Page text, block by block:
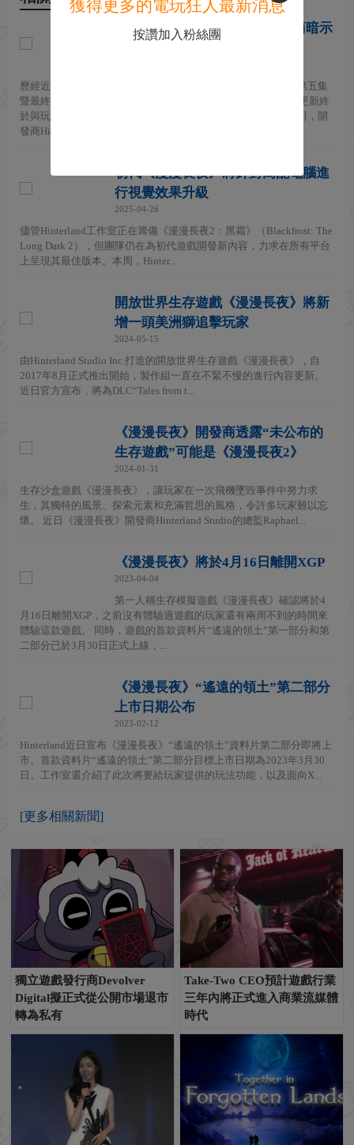
《漫漫長夜》最終章發布 開發商暗示
歷經近十年開發，生存遊戲《漫漫長夜》的劇情模式今日迎來第五集
暨最終章《萬物盡頭的光》。這一原定於2025年底上線的免費更新終
於與玩家見面，標誌著這款經典生存遊戲故事篇章的完結。然而，開
發商Hinter...
初代《漫漫長夜》將針對高配電腦進
行視覺效果升級
2025-04-26
儘管Hinterland工作室正在籌備《漫漫長夜2：黑霜》（Blackfrost: The
Long Dark 2），但團隊仍在為初代遊戲開發新內容，力求在所有平台
上呈現其最佳版本。本周，Hinter...
開放世界生存遊戲《漫漫長夜》將新
增一頭美洲獅追擊玩家
2024-05-15
由Hinterland Studio Inc.打造的開放世界生存遊戲《漫漫長夜》，自
2017年8月正式推出開始，製作組一直在不緊不慢的進行內容更新。
近日官方宣布，將為DLC“Tales from t...
《漫漫長夜》開發商透露“未公布的
生存遊戲”可能是《漫漫長夜2》
2024-01-31
生存沙盒遊戲《漫漫長夜》，讓玩家在一次飛機墜毀事件中努力求
生，其獨特的風景、探索元素和充滿哲思的風格，令許多玩家難以忘
懷。 近日《漫漫長夜》開發商Hinterland Studio的總監Raphael...
《漫漫長夜》將於4月16日離開XGP
2023-04-04
第一人稱生存模擬遊戲《漫漫長夜》確認將於4
月16日離開XGP，之前沒有體驗過遊戲的玩家還有兩周不到的時間來
體驗這款遊戲。 同時，遊戲的首款資料片“遙遠的領土”第一部分和第
二部分已於3月30日正式上線，...
《漫漫長夜》“遙遠的領土”第二部分
上市日期公布
2023-02-12
Hinterland近日宣布《漫漫長夜》“遙遠的領土”資料片第二部分即將上
市。首款資料片“遙遠的領土”第二部分目標上市日期為2023年3月30
日。工作室還介紹了此次將要給玩家提供的玩法功能，以及面向X...
[更多相關新聞]
獨立遊戲發行商Devolver
Digital擬正式從公開市場退市
轉為私有
Take-Two CEO預計遊戲行業
三年內將正式進入商業流媒體
時代
獲得更多的電玩狂人最新消息
按讚加入粉絲團